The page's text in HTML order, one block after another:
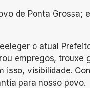
de Ponta
o atual
empregos,
isso, visibilidade.
para nosso povo.